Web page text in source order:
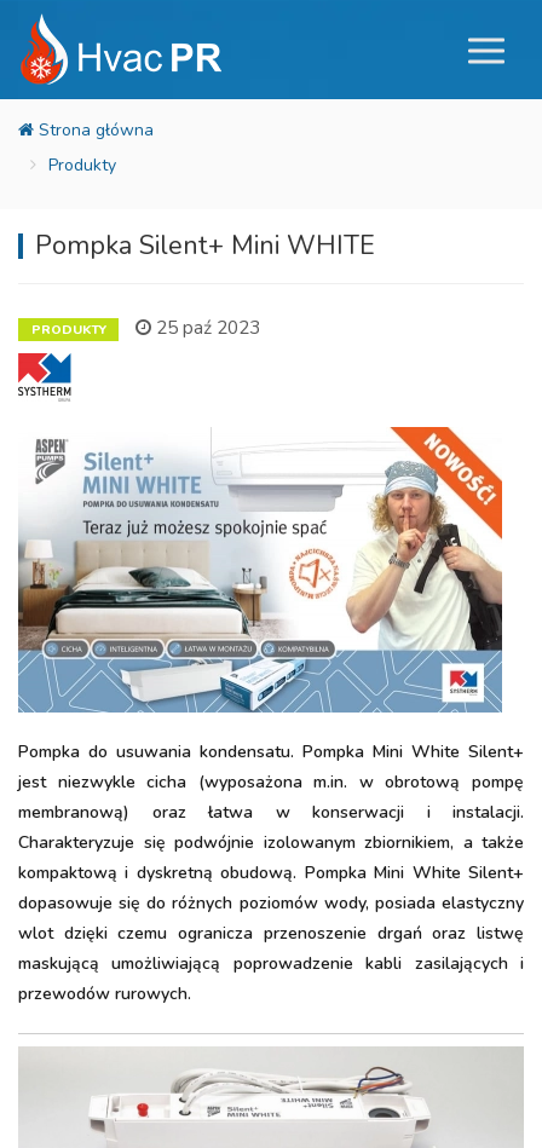
Produkty
Pompka Silent+ Mini WHITE
PRODUKTY 25 paź 2023
Pompka do usuwania kondensatu. Pompka Mini White Silent+
jest niezwykle cicha (wyposażona m.in. w obrotową pompę
membranową) oraz łatwa w konserwacji i instalacji.
Charakteryzuje się podwójnie izolowanym zbiornikiem, a także
kompaktową i dyskretną obudową. Pompka Mini White Silent+
dopasowuje się do różnych poziomów wody, posiada elastyczny
wlot dzięki czemu ogranicza przenoszenie drgań oraz listwę
maskującą umożliwiającą poprowadzenie kabli zasilających i
przewodów rurowych.